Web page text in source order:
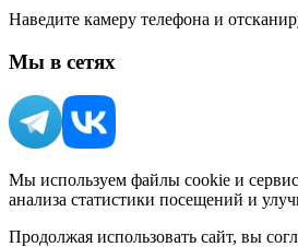
Наведите камеру телефона и
Мы в сетях
Мы используем файлы cookie и
анализа статистики посещений и
Продолжая использовать сайт, вы